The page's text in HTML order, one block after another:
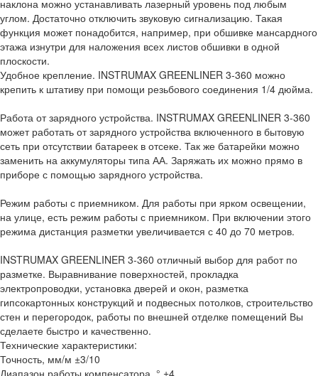
наклона можно устанавливать лазерный уровень под любым
углом. Достаточно отключить звуковую сигнализацию. Такая
функция может понадобится, например, при обшивке мансардного
этажа изнутри для наложения всех листов обшивки в одной
плоскости.
Удобное крепление. INSTRUMAX GREENLINER 3-360 можно
крепить к штативу при помощи резьбового соединения 1/4 дюйма.
Работа от зарядного устройства. INSTRUMAX GREENLINER 3-360
может работать от зарядного устройства включенного в бытовую
сеть при отсутствии батареек в отсеке. Так же батарейки можно
заменить на аккумуляторы типа АА. Заряжать их можно прямо в
приборе с помощью зарядного устройства.
Режим работы с приемником. Для работы при ярком освещении,
на улице, есть режим работы с приемником. При включении этого
режима дистанция разметки увеличивается с 40 до 70 метров.
INSTRUMAX GREENLINER 3-360 отличный выбор для работ по
разметке. Выравнивание поверхностей, прокладка
электропроводки, установка дверей и окон, разметка
гипсокартонных конструкций и подвесных потолков, строительство
стен и перегородок, работы по внешней отделке помещений Вы
сделаете быстро и качественно.
Технические характеристики:
Точность, мм/м ±3/10
Диапазон работы компенсатора, ° ±4